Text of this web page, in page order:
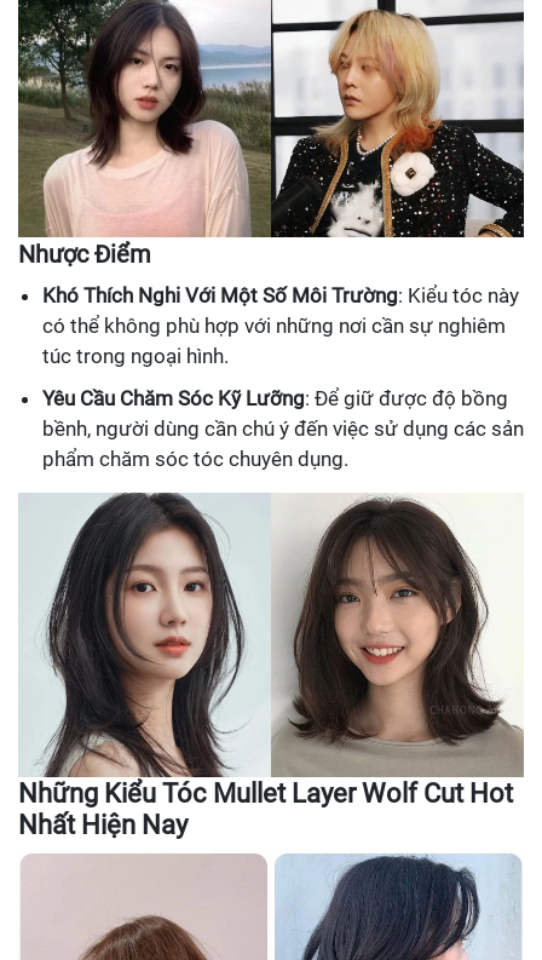
Nhược Điểm
Khó Thích Nghi Với Một Số Môi Trường: Kiểu tóc này
có thể không phù hợp với những nơi cần sự nghiêm
túc trong ngoại hình.
Yêu Cầu Chăm Sóc Kỹ Lưỡng: Để giữ được độ bồng
bềnh, người dùng cần chú ý đến việc sử dụng các sản
phẩm chăm sóc tóc chuyên dụng.
Những Kiểu Tóc Mullet Layer Wolf Cut Hot
Nhất Hiện Nay